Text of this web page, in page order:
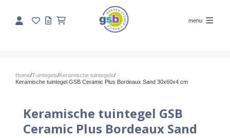
menu
Home/Tuintegels/Keramische tuintegels/
Keramische tuintegel GSB Ceramic Plus Bordeaux Sand 30x60x4 cm
Keramische tuintegel GSB
Ceramic Plus Bordeaux Sand